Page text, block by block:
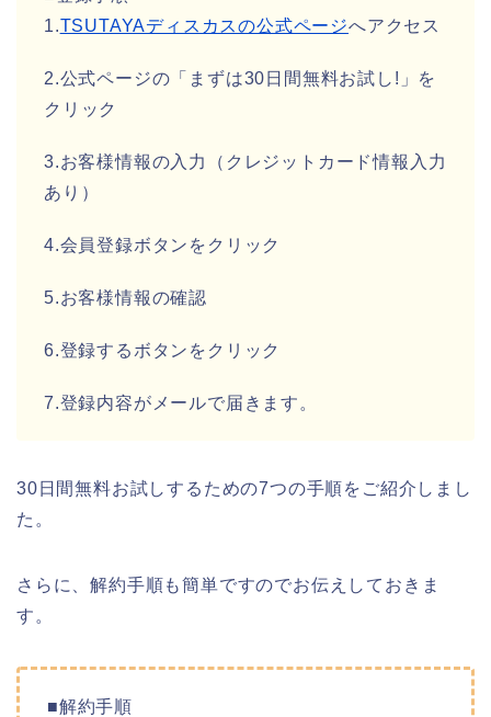
1.TSUTAYAディスカスの公式ページへアクセス
2.公式ページの「まずは30日間無料お試し!」を
クリック
3.お客様情報の入力（クレジットカード情報入力
あり）
4.会員登録ボタンをクリック
5.お客様情報の確認
6.登録するボタンをクリック
7.登録内容がメールで届きます。
30日間無料お試しするための7つの手順をご紹介しまし
た。
さらに、解約手順も簡単ですのでお伝えしておきま
す。
■解約手順